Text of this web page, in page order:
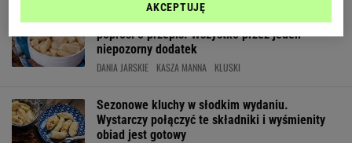
Kluski leniwe tak pyszne, że nawet babcia
poprosi o przepis. Wszystko przez jeden
niepozorny dodatek
DANIA JARSKIE KASZA MANNA KLUSKI
Sezonowe kluchy w słodkim wydaniu.
Wystarczy połączyć te składniki i wyśmienity
obiad jest gotowy
AKCEPTUJĘ